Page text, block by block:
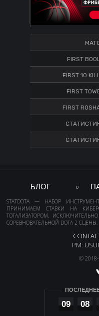
FIRST
FIRST 10
FIRST
FIRST
БЛОГ
STATDOTA — НАБОР
ПРИНИМАЕМ СТАВКИ НА
ТОТАЛИЗАТОРОМ,
СОРЕВНОВАТЕЛЬНОЙ DOTA 2 СЦЕНЫ.
PM:
© 2018-
09 08